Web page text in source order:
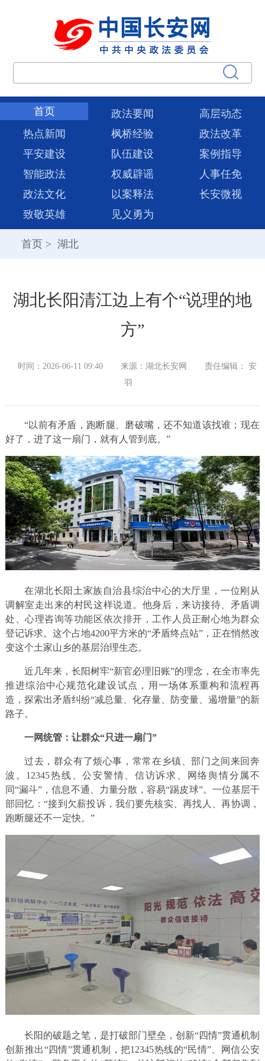
首页 政法要闻
高层动态
热点新闻
枫桥经验
政法改革
平安建设
队伍建设
案例指导
智能政法
权威辟谣
人事任免
政法文化
以案释法
长安微视
致敬英雄
见义勇为
首页 > 湖北
湖北长阳清江边上有个“说理的地
方”
时间：2026-06-11 09:40 来源：湖北长安网
责任编辑： 安
羽
“以前有矛盾，跑断腿、磨破嘴，还不知道该找谁；现在
好了，进了这一扇门，就有人管到底。”
在湖北长阳土家族自治县综治中心的大厅里，一位刚从
调解室走出来的村民这样说道。他身后，来访接待、矛盾调
处、心理咨询等功能区依次排开，工作人员正耐心地为群众
登记诉求。这个占地4200平方米的“矛盾终点站”，正在悄然改
变这个土家山乡的基层治理生态。
近几年来，长阳树牢“新官必理旧账”的理念，在全市率先
推进综治中心规范化建设试点，用一场体系重构和流程再
造，探索出矛盾纠纷“减总量、化存量、防变量、遏增量”的新
路子。
一网统管：让群众“只进一扇门”
过去，群众有了烦心事，常常在乡镇、部门之间来回奔
波。12345热线、公安警情、信访诉求、网络舆情分属不
同“漏斗”，信息不通、力量分散，容易“踢皮球”。一位基层干
部回忆：“接到欠薪投诉，我们要先核实、再找人、再协调，
跑断腿还不一定快。”
长阳的破题之笔，是打破部门壁垒，创新“四情”贯通机制
创新推出“四情”贯通机制，把12345热线的“民情”、网信公安